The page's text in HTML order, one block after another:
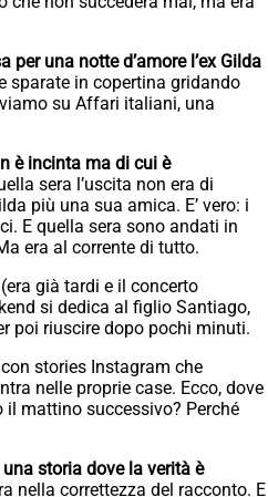
una notte d’amore l’ex Gilda
sparate in copertina gridando
su Affari italiani, una
è incinta ma di cui è
sera l’uscita non era di
più una sua amica. E’ vero: i
E quella sera sono andati in
era al corrente di tutto.
già tardi e il concerto
si dedica al figlio Santiago,
poi riuscire dopo pochi minuti.
stories Instagram che
nelle proprie case. Ecco, dove
mattino successivo? Perché
storia dove la verità è
nella correttezza del racconto. E